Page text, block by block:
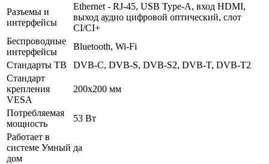
Разъемы и
интерфейсы
Ethernet - RJ-45, USB Type-A, вход HDMI,
выход аудио цифровой оптический, слот
CI/CI+
Беспроводные
интерфейсы
Bluetooth, Wi-Fi
Стандарты ТВ
DVB-C, DVB-S, DVB-S2, DVB-T, DVB-T2
Стандарт
крепления
VESA
200x200 мм
Потребляемая
мощность
53 Вт
Работает в
системе Умный
дом
да